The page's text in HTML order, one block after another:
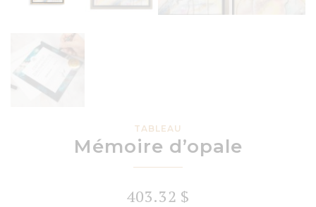
TABLEAU
Mémoire d’opale
403.32 $